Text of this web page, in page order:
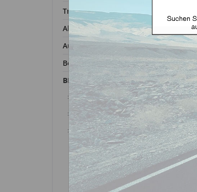
Transponder
Alfa Romeo
Audi
Bentley
BMW
1er
2er
3er
Autoschlüssel mit Funk
Autoschlüssel ohne Funk
Autoschlüsselgehäuse und
Zubehör